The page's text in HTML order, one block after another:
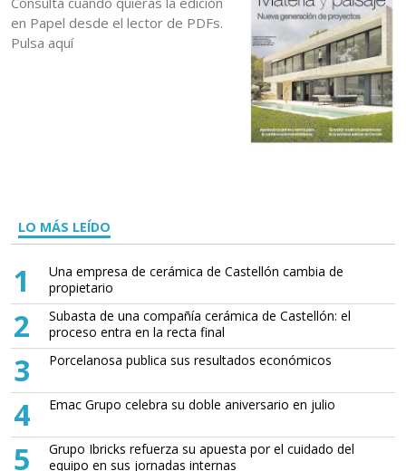
en Papel desde el lector de PDFs.
Pulsa aquí
LO MÁS LEÍDO
1
Una empresa de cerámica de Castellón cambia de
propietario
2
Subasta de una compañía cerámica de Castellón: el
proceso entra en la recta final
3 Porcelanosa publica sus resultados económicos
4 Emac Grupo celebra su doble aniversario en julio
5
Grupo Ibricks refuerza su apuesta por el cuidado del
equipo en sus jornadas internas